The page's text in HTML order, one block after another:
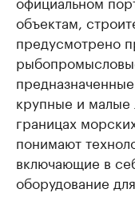
объектам,
предусмотрено
крупные и малые
границах
понимают
включающие в
оборудование